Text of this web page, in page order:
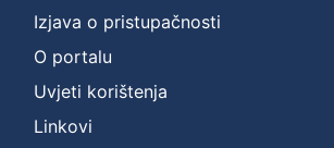
Izjava o pristupačnosti
O portalu
Uvjeti korištenja
Linkovi